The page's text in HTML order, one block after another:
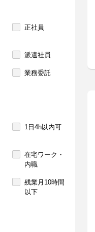
正社員
派遣社員
業務委託
1日4h以内可
在宅ワーク・
内職
残業月10時間
以下